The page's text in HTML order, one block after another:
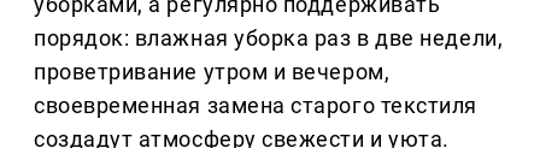
порядок: влажная уборка раз в две недели,
проветривание утром и вечером,
своевременная замена старого текстиля
создадут атмосферу свежести и уюта.